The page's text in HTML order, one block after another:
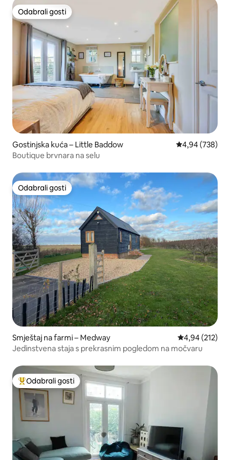
Odabrali gosti
Odabrali gosti
Gostinjska kuća – Little Baddow Prosječna
4,94 (738)
Boutique brvnara na selu
Odabrali gosti
Odabrali gosti
Smještaj na farmi – Medway Prosječna
4,94 (212)
Jedinstvena staja s prekrasnim pogledom na močvaru
Među najviše rangiranima s oznakom „Odabrali gosti”
Odabrali gosti